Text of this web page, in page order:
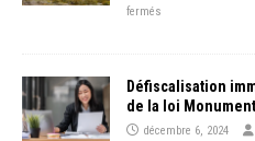
fermés
Défiscalisation
de la loi
décembre 6, 2024